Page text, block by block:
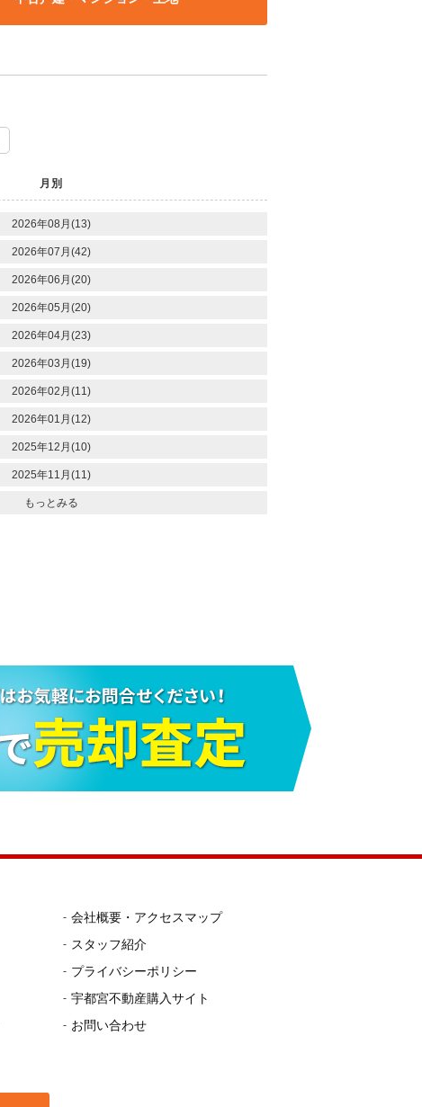
月別
2026年08月(13)
2026年07月(42)
2026年06月(20)
2026年05月(20)
2026年04月(23)
2026年03月(19)
2026年02月(11)
2026年01月(12)
2025年12月(10)
2025年11月(11)
もっとみる
会社概要・アクセスマップ
スタッフ紹介
プライバシーポリシー
宇都宮不動産購入サイト
お問い合わせ